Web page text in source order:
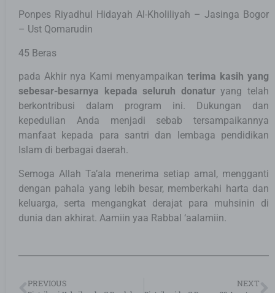
Ponpes Riyadhul Hidayah Al-Kholiliyah – Jasinga Bogor
– Ust Qomarudin
45 Beras
pada Akhir nya Kami menyampaikan terima kasih yang
sebesar-besarnya kepada seluruh donaturyang telah
berkontribusi dalam program ini. Dukungan dan
kepedulian Anda menjadi sebab tersampaikannya
manfaat kepada para santri dan lembaga pendidikan
Islam di berbagai daerah.
Semoga Allah Ta’ala menerima setiap amal, mengganti
dengan pahala yang lebih besar, memberkahi harta dan
keluarga, serta mengangkat derajat para muhsinin di
dunia dan akhirat. Aamiin yaa Rabbal ‘aalamiin.
PREVIOUS NEXT